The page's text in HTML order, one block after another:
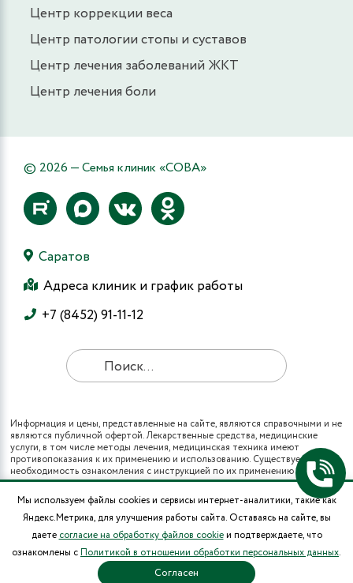
Центр коррекции веса
Центр патологии стопы и суставов
Центр лечения заболеваний ЖКТ
Центр лечения боли
© 2026 — Семья клиник «СОВА»
Саратов
Адреса клиник и график работы
+7 (8452) 91-11-12
Информация и цены, представленные на сайте, являются справочными и не
являются публичной офертой. Лекарственные средства, медицинские
услуги, в том числе методы лечения, медицинская техника имеют
противопоказания к их применению и использованию. Существует
необходимость ознакомления с инструкцией по их применению и
получения консультации специалистов.
Все виды медицинских услуг вы также можете получить в рамках
программы государственных гарантий бесплатного оказания гражданам
медицинской помощи и территориальных программ государственных
гарантий бесплатного оказания гражданам медицинской помощи (при
наличии полиса ОМС в муниципальных поликлиниках города).
* Цены на операции носят информационный характер и могут изменяться в
зависимости от сложности и использования расходных материалов.
Мы используем файлы cookies и сервисы интернет-аналитики, такие как
Яндекс.Метрика, для улучшения работы сайта. Оставаясь на сайте, вы
даете согласие на обработку файлов cookieи подтверждаете, что
ознакомлены сПолитикой в отношении обработки персональных данных.
Согласен